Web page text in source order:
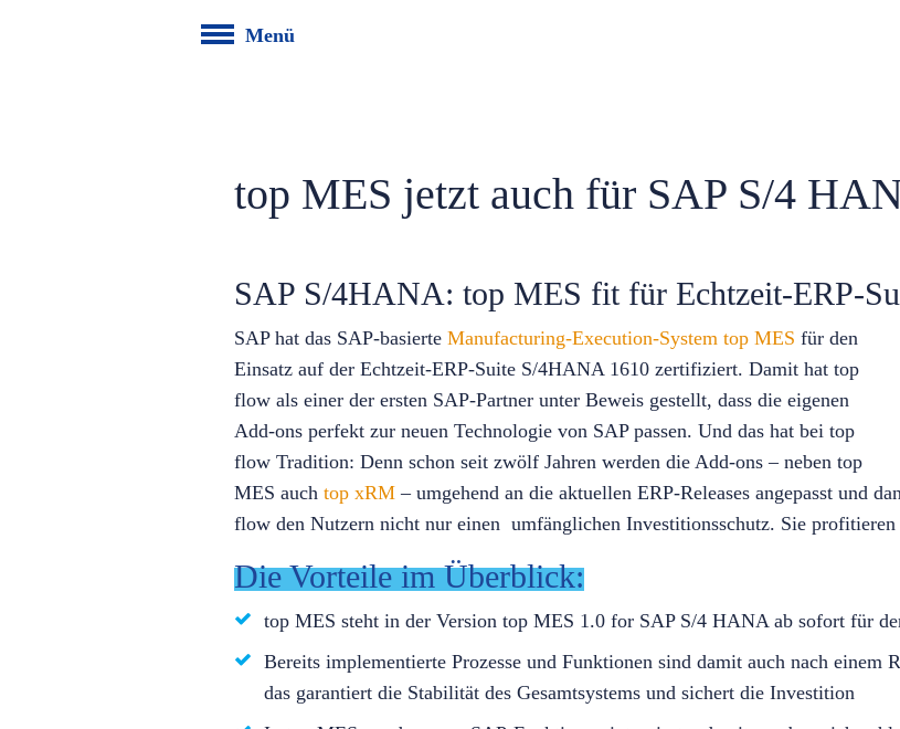
Menü
top MES jetzt auch für SAP S/4
SAP S/4HANA: top MES fit für Echtzeit-ERP-
SAP hat das SAP-basierte Manufacturing-Execution-System top MES für den
Einsatz auf der Echtzeit-ERP-Suite S/4HANA 1610 zertifiziert. Damit hat top
flow als einer der ersten SAP-Partner unter Beweis gestellt, dass die eigenen
Add-ons perfekt zur neuen Technologie von SAP passen. Und das hat bei top
flow Tradition: Denn schon seit zwölf Jahren werden die Add-ons – neben top
MES auch top xRM – umgehend an die aktuellen ERP-Releases angepasst und
flow den Nutzern nicht nur einen umfänglichen Investitionsschutz. Sie
Die Vorteile im Überblick:
top MES steht in der Version top MES 1.0 for SAP S/4 HANA ab sofort für
Bereits implementierte Prozesse und Funktionen sind damit auch nach einem
das garantiert die Stabilität des Gesamtsystems und sichert die Investition